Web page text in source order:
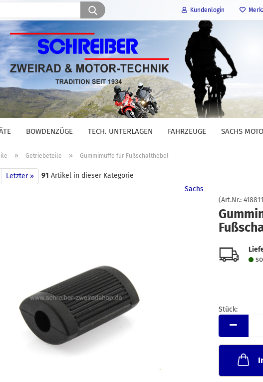
Kundenlogin
E-Mail
Passwort
Konto erstellen
Suche...
BOWDENZÜGE TECH. UNTERLAGEN FAHRZEUGE SACHS
» Getriebeteile » Gummimuffe für Fußschalthebel
Letzter » 91 Artikel in dieser Kategorie
Sachs
(Art.Nr.: 418811
Stück:
Stück